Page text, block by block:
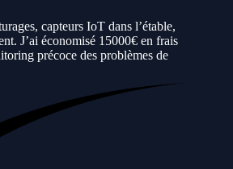
capteurs IoT dans l’étable,
J’ai économisé 15000€ en frais
précoce des problèmes de